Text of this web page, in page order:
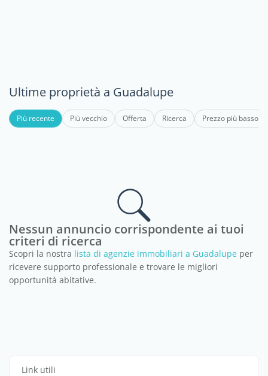
Ultime proprietà a Guadalupe
Più recente Più vecchio Offerta Ricerca Prezzo più basso
Nessun annuncio corrispondente ai tuoi
criteri di ricerca
Scopri la nostra lista di agenzie immobiliari a Guadalupe per
ricevere supporto professionale e trovare le migliori
opportunità abitative.
Link utili